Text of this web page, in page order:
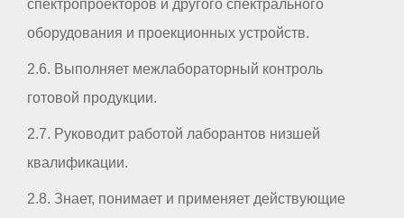
спектропроекторов и другого спектрального
оборудования и проекционных устройств.
2.6. Выполняет межлабораторный контроль
готовой продукции.
2.7. Руководит работой лаборантов низшей
квалификации.
2.8. Знает, понимает и применяет действующие